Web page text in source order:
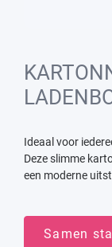
Ideaal voor
Deze slimme
een moderne
Samen